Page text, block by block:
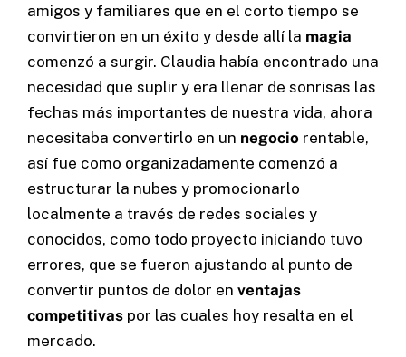
amigos y familiares que en el corto tiempo se
convirtieron en un éxito y desde allí la magia
comenzó a surgir. Claudia había encontrado una
necesidad que suplir y era llenar de sonrisas las
fechas más importantes de nuestra vida, ahora
necesitaba convertirlo en un negocio rentable,
así fue como organizadamente comenzó a
estructurar la nubes y promocionarlo
localmente a través de redes sociales y
conocidos, como todo proyecto iniciando tuvo
errores, que se fueron ajustando al punto de
convertir puntos de dolor en ventajas
competitivas por las cuales hoy resalta en el
mercado.